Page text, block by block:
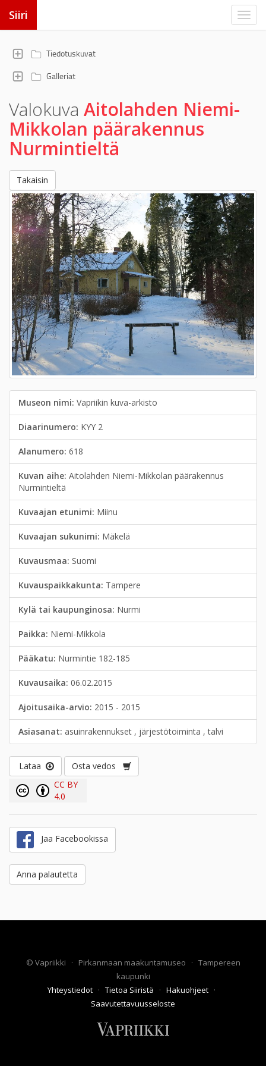
Siiri
Tiedotuskuvat
Galleriat
Valokuva Aitolahden Niemi-
Mikkolan päärakennus
Nurmintieltä
Takaisin
Museon nimi: Vapriikin kuva-arkisto
Diaarinumero: KYY 2
Alanumero: 618
Kuvan aihe: Aitolahden Niemi-Mikkolan päärakennus
Nurmintieltä
Kuvaajan etunimi: Miinu
Kuvaajan sukunimi: Mäkelä
Kuvausmaa: Suomi
Kuvauspaikkakunta: Tampere
Kylä tai kaupunginosa: Nurmi
Paikka: Niemi-Mikkola
Pääkatu: Nurmintie 182-185
Kuvausaika: 06.02.2015
Ajoitusaika-arvio: 2015 - 2015
Asiasanat: asuinrakennukset , järjestötoiminta , talvi
Lataa
Osta vedos
CC BY
4.0
Jaa Facebookissa
Anna palautetta
© Vapriikki · Pirkanmaan maakuntamuseo · Tampereen
kaupunki
Yhteystiedot · Tietoa Siiristä · Hakuohjeet ·
Saavutettavuusseloste